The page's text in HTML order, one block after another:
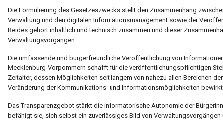
Die Formulierung des Gesetzeszwecks stellt den Zusammenhang
Verwaltung und den digitalen Informationsmanagement sowie der
Beides gehört inhaltlich und technisch zusammen und dieser
Verwaltungsvorgängen.
Die umfassende und bürgerfreundliche Veröffentlichung von
Mecklenburg-Vorpommern schafft für die veröffentlichungspflichtigen
Zeitalter, dessen Möglichkeiten seit langem von nahezu allen Bereichen
Veränderung der Kommunikations- und Informationsmöglichkeiten
Das Transparenzgebot stärkt die informatorische Autonomie der
befähigt sie, sich selbst ein zuverlässiges Bild von